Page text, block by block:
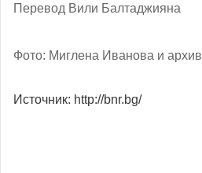
Перевод Вили Балтаджияна
Фото: Миглена Иванова и архив
Источник: http://bnr.bg/